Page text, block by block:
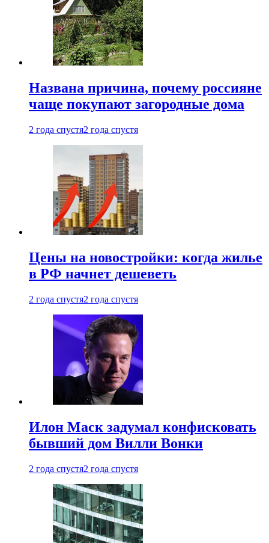
Названа причина, почему россияне
чаще покупают загородные дома
2 года спустя2 года спустя
Цены на новостройки: когда жилье
в РФ начнет дешеветь
2 года спустя2 года спустя
Илон Маск задумал конфисковать
бывший дом Вилли Вонки
2 года спустя2 года спустя